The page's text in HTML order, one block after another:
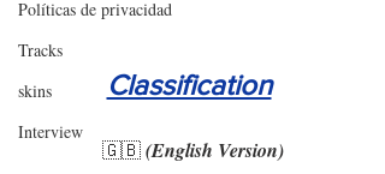
Políticas de privacidad
Tracks
skins
Interview
Classification
🇬🇧 (English Version)